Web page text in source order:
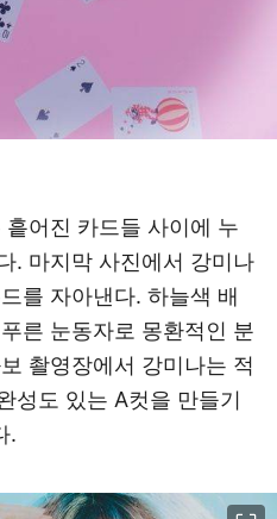
어진 카드들 사이에 누
. 마지막 사진에서 강미나
를 자아낸다. 하늘색 배
른 눈동자로 몽환적인 분
촬영장에서 강미나는 적
성도 있는 A컷을 만들기
.